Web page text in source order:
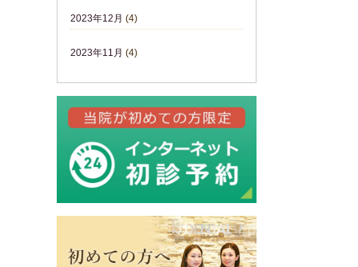
2023年12月 (4)
2023年11月 (4)